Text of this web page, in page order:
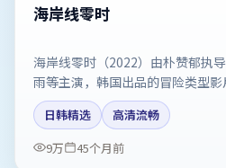
海岸线零时
海岸线零时（2022）由朴赞郁执
雨等主演，韩国出品的冒险类型
代切片。剧情简介与主创信息可供
方资料为准。
日韩精选
高清流畅
9万
45个月前